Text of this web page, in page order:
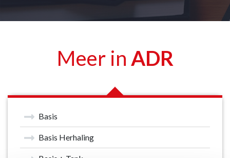
Meer in ADR
Basis
Basis Herhaling